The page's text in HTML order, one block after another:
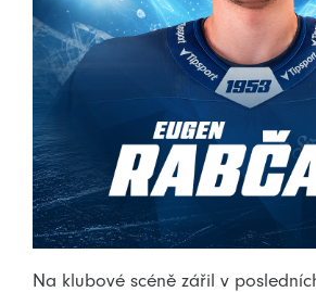
Na klubové scéně zářil v